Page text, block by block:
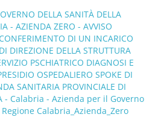
DELLA SANITÀ DELLA
- AZIENDA ZERO - AVVISO
DI UN INCARICO
DIREZIONE DELLA STRUTTURA
PSCHIATRICO DIAGNOSI E
OSPEDALIERO SPOKE DI
SANITARIA PROVINCIALE DI
- Calabria - Azienda per il Governo
Calabria_Azienda_Zero